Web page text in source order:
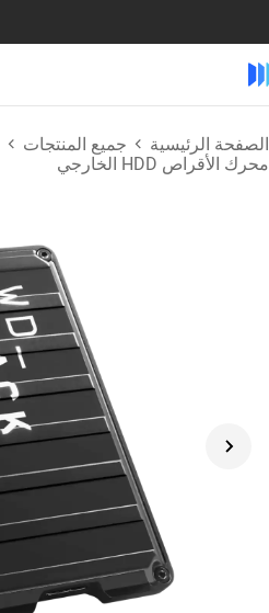
الصفحة الرئيسية جميع المنتجات
محرك الأقراص HDD الخارجي